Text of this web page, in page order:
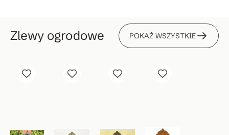
Zlewy ogrodowe POKAŻ WSZYSTKIE